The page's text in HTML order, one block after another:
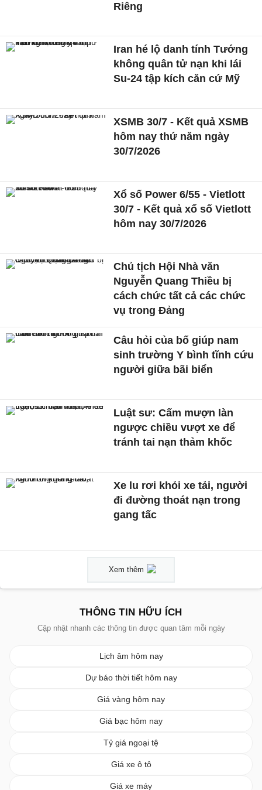
Riêng
Iran hé lộ danh tính Tướng
không quân tử nạn khi lái
Su-24 tập kích căn cứ Mỹ
XSMB 30/7 - Kết quả XSMB
hôm nay thứ năm ngày
30/7/2026
Xổ số Power 6/55 - Vietlott
30/7 - Kết quả xổ số Vietlott
hôm nay 30/7/2026
Chủ tịch Hội Nhà văn
Nguyễn Quang Thiều bị
cách chức tất cả các chức
vụ trong Đảng
Câu hỏi của bố giúp nam
sinh trường Y bình tĩnh cứu
người giữa bãi biển
Luật sư: Cấm mượn làn
ngược chiều vượt xe để
tránh tai nạn thảm khốc
Xe lu rơi khỏi xe tải, người
đi đường thoát nạn trong
gang tấc
Xem thêm
THÔNG TIN HỮU ÍCH
Cập nhật nhanh các thông tin được quan tâm mỗi ngày
Lịch âm hôm nay
Dự báo thời tiết hôm nay
Giá vàng hôm nay
Giá bạc hôm nay
Tỷ giá ngoại tệ
Giá xe ô tô
Giá xe máy